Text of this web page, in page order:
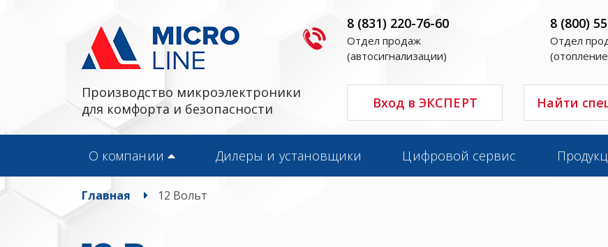
Производство микроэлектроники
для комфорта и безопасности
8 (831) 220-76-60
Отдел продаж
(автосигнализации)
8 (800)
Отдел
Вход в ЭКСПЕРТ Найти
О компании Дилеры и установщики Цифровой сервис
Главная 12 Вольт